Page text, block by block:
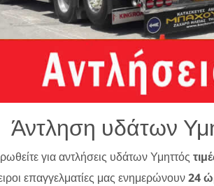
Άντληση υδάτων
για αντλήσεις υδάτων Υμηττός
επαγγελματίες μας ενημερώνουν24